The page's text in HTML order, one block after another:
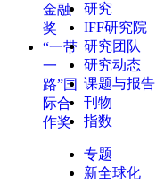
金融
奖
“一带
一
路”国
际合
作奖
研究
IFF研究院
研究团队
研究动态
课题与报告
刊物
指数
专题
新全球化